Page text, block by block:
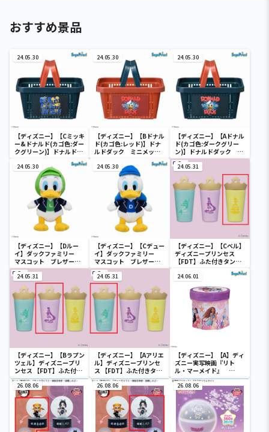
おすすめ景品
24.05.30
【ディズニー】【Cミッキ
ー&ドナルド(カゴ色:ダー
クグリーン)】ドナルドダ
ック ミニメッシュカゴ
24.05.30
【ディズニー】【Bドナル
ド(カゴ色:レッド)】ドナ
ルドダック ミニメッシ
24.05.30
【ディズニー】【Aドナル
ド(カゴ色:ダークグリー
ン)】ドナルドダック ミ
ニメッシュカゴ
24.05.30
【ディズニー】【Dルー
イ】ダックファミリー
マスコット ブレザーコ
スチューム
24.05.30
【ディズニー】【Cデュー
イ】ダックファミリー
マスコット ブレザーコ
スチューム
24.05.31
【ディズニー】【Cベル】
ディズニープリンセス
【FDT】ふた付きタンブ
24.05.31
【ディズニー】【Bラプン
ツェル】ディズニープリ
ンセス 【FDT】ふた付き
タンブラー
24.05.31
【ディズニー】【Aアリエ
ル】ディズニープリンセ
ス 【FDT】ふた付きタン
ブラー
24.06.01
【ディズニー】【A】ディ
ズニー実写映画『リト
ル・マーメイド』
[PtZ]折り畳みボックス
チェアー
26.08.06 26.08.06 26.08.06